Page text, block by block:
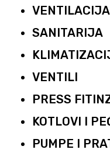
VENTILACIJA
SANITARIJA
VENTILI
PRESS
KOTLOVI I
PUMPE I